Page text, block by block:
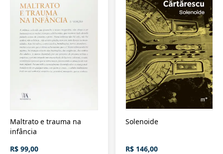
Maltrato e trauma na
infância
R$ 99,00
Solenoide
R$ 146,00